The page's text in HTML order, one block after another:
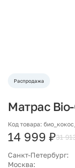
Распродажа
Матрас
Код товара:
14 999 ₽31
Санкт-Петербург:
Москва: